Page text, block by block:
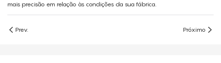
mais precisão em relação às condições da sua fábrica.
Prev. Próximo